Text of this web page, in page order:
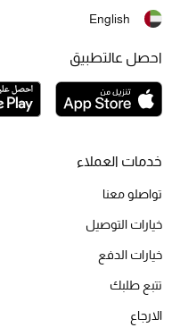
الموسم الجديد
أحذية النسائية
الأحذية الرجالية
أبرز المصممين
خدمات العملاء
تواصلو معنا
خيارات التوصيل
خيارات الدفع
تتبع طلبك
الارجاع
English
احصل عالتطبيق